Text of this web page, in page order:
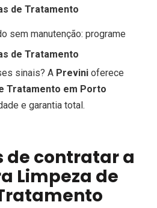
de Tratamento
sem manutenção: programe
de Tratamento
sinais? A Previni oferece
Tratamento em Porto
e garantia total.
de contratar a
Limpeza de